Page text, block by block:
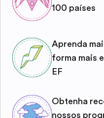
100 países
Aprenda
forma mais
EF
Obtenha
nossos